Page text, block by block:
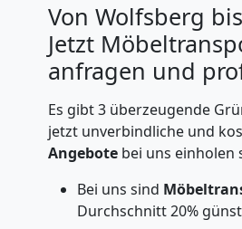
Von Wolfsberg
Jetzt
anfragen und
Es gibt 3 überzeugende
jetzt unverbindliche und
Angebotebei uns einholen
Bei uns sind
Durchschnitt 20%